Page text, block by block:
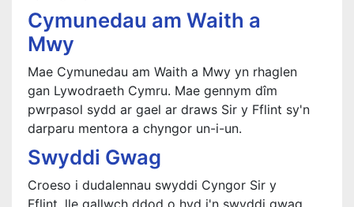
Cymunedau am Waith a
Mwy
Mae Cymunedau am Waith a Mwy yn rhaglen
gan Lywodraeth Cymru. Mae gennym dîm
pwrpasol sydd ar gael ar draws Sir y Fflint sy'n
darparu mentora a chyngor un-i-un.
Swyddi Gwag
Croeso i dudalennau swyddi Cyngor Sir y
Fflint, lle gallwch ddod o hyd i'n swyddi gwag